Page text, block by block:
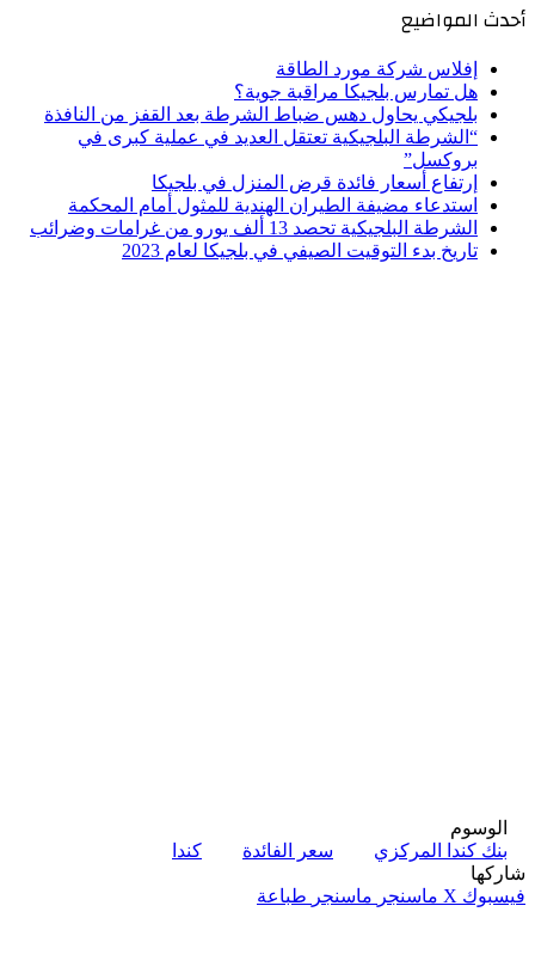
أحدث المواضيع
إفلاس شركة مورد الطاقة
هل تمارس بلجيكا مراقبة جوية؟
بلجيكي يحاول دهس ضباط الشرطة بعد القفز من النافذة
“الشرطة البلجيكية تعتقل العديد في عملية كبرى في
بروكسل”
إرتفاع أسعار فائدة قرض المنزل في بلجيكا
استدعاء مضيفة الطيران الهندية للمثول أمام المحكمة
الشرطة البلجيكية تحصد 13 ألف يورو من غرامات وضرائب
تاريخ بدء التوقيت الصيفي في بلجيكا لعام 2023
الوسوم
بنك كندا المركزي
سعر الفائدة
كندا
شاركها
فيسبوك ‫X ماسنجر ماسنجر طباعة